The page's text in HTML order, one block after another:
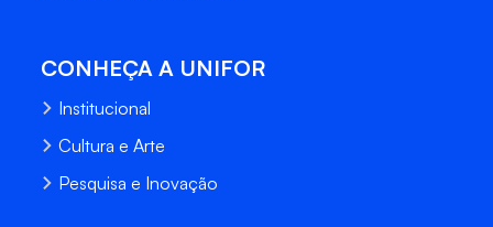
CONHEÇA A UNIFOR
Institucional
Cultura e Arte
Pesquisa e Inovação